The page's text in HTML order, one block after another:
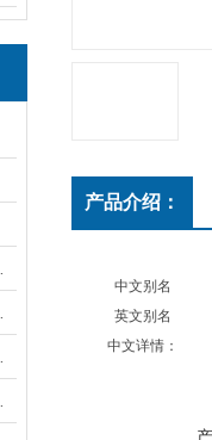
产品介绍：
中文别名
英文别名
中文详情：